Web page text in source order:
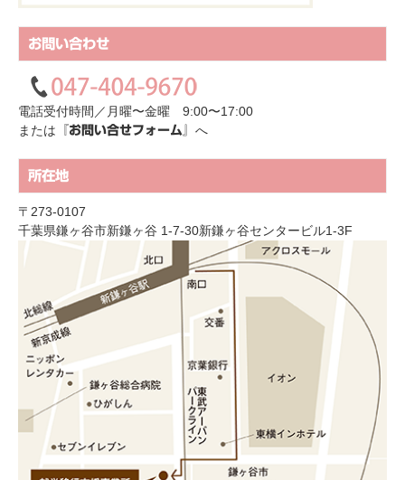
お問い合わせ
電話受付時間／月曜〜金曜 9:00〜17:00
または 『お問い合せフォーム』 へ
所在地
〒273-0107
千葉県鎌ヶ谷市新鎌ヶ谷 1-7-30新鎌ヶ谷センタービル1-3F